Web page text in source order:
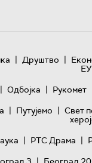
| Друштво |
| Одбојка | Рукомет
| Путујемо | Свет
| РТС Драма |